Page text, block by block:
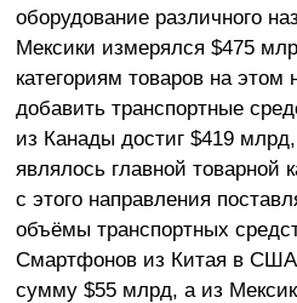
оборудование различного
Мексики измерялся $475
категориям товаров на
добавить транспортные
из Канады достиг $419
являлось главной товарной
с этого направления
объёмы транспортных
Смартфонов из Китая в США
сумму $55 млрд, а из